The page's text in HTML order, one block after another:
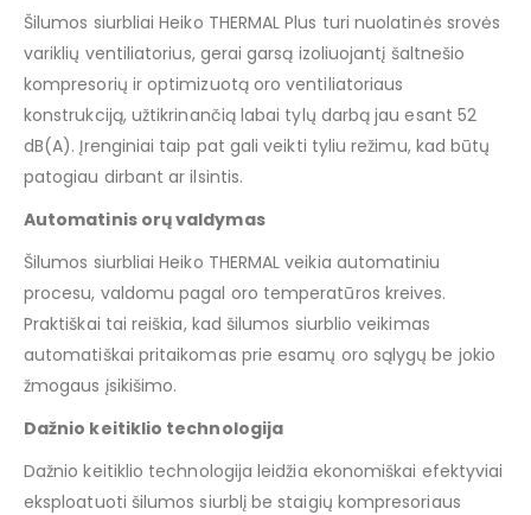
Šilumos siurbliai Heiko THERMAL Plus turi nuolatinės srovės
variklių ventiliatorius, gerai garsą izoliuojantį šaltnešio
kompresorių ir optimizuotą oro ventiliatoriaus
konstrukciją, užtikrinančią labai tylų darbą jau esant 52
dB(A). Įrenginiai taip pat gali veikti tyliu režimu, kad būtų
patogiau dirbant ar ilsintis.
Automatinis orų valdymas
Šilumos siurbliai Heiko THERMAL veikia automatiniu
procesu, valdomu pagal oro temperatūros kreives.
Praktiškai tai reiškia, kad šilumos siurblio veikimas
automatiškai pritaikomas prie esamų oro sąlygų be jokio
žmogaus įsikišimo.
Dažnio keitiklio technologija
Dažnio keitiklio technologija leidžia ekonomiškai efektyviai
eksploatuoti šilumos siurblį be staigių kompresoriaus